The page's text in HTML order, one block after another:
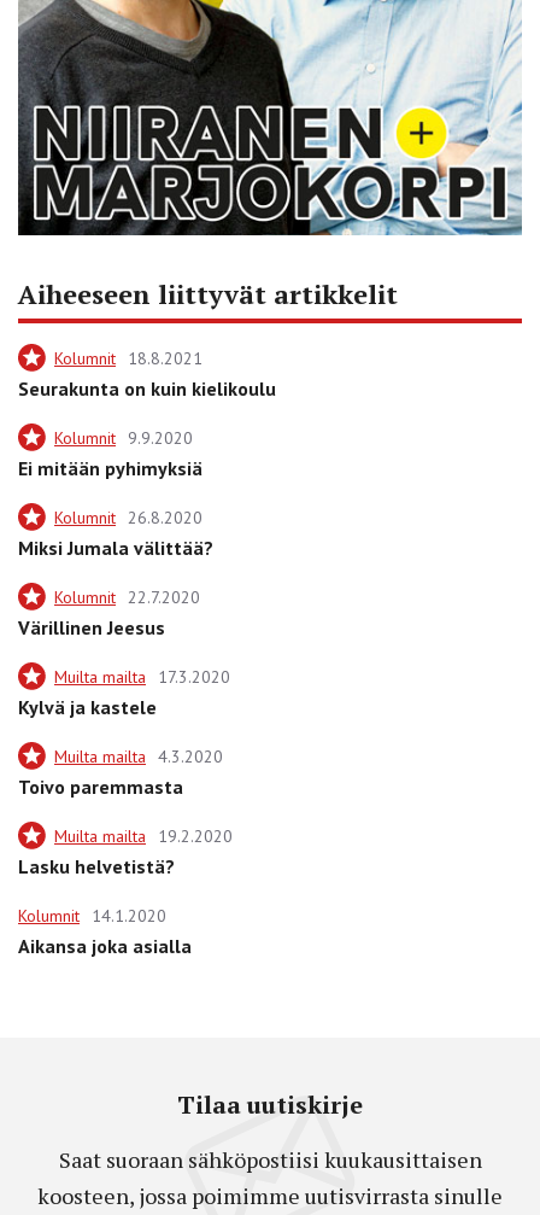
Aiheeseen liittyvät artikkelit
Kolumnit 18.8.2021
Seurakunta on kuin kielikoulu
Kolumnit 9.9.2020
Ei mitään pyhimyksiä
Kolumnit 26.8.2020
Miksi Jumala välittää?
Kolumnit 22.7.2020
Värillinen Jeesus
Muilta mailta 17.3.2020
Kylvä ja kastele
Muilta mailta 4.3.2020
Toivo paremmasta
Muilta mailta 19.2.2020
Lasku helvetistä?
Kolumnit 14.1.2020
Aikansa joka asialla
Tilaa uutiskirje
Saat suoraan sähköpostiisi kuukausittaisen
koosteen, jossa poimimme uutisvirrasta sinulle